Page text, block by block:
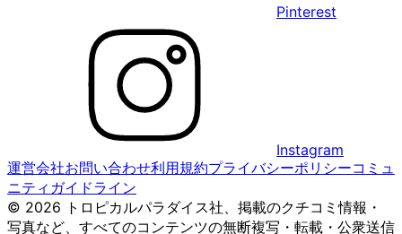
Pinterest
Instagram
運営会社お問い合わせ利用規約プライバシーポリシーコミュ
ニティガイドライン
© 2026 トロピカルパラダイス社、掲載のクチコミ情報・
写真など、すべてのコンテンツの無断複写・転載・公衆送信